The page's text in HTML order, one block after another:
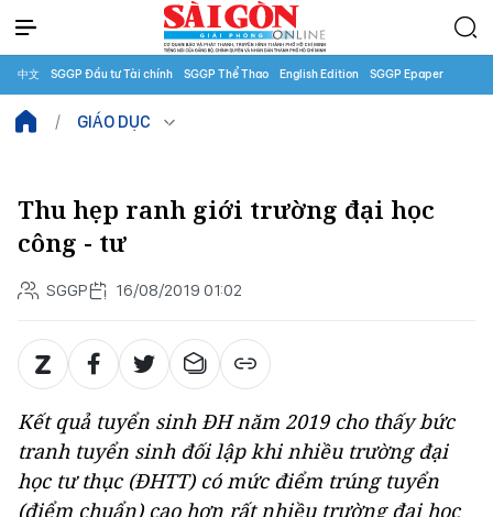
中文 SGGP Đầu tư Tài chính SGGP Thể Thao English Edition SGGP Epaper
GIÁO DỤC
Thu hẹp ranh giới trường đại học
công - tư
SGGP 16/08/2019 01:02
Kết quả tuyển sinh ĐH năm 2019 cho thấy bức
tranh tuyển sinh đối lập khi nhiều trường đại
học tư thục (ĐHTT) có mức điểm trúng tuyển
(điểm chuẩn) cao hơn rất nhiều trường đại học